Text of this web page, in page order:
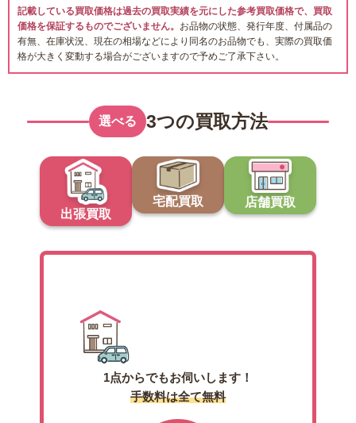
記載している買取価格は過去の買取実績を元にした参考買取価格で、買取
価格を保証するものでございません。 お品物の状態、発行年度、付属品の
有無、在庫状況、現在の相場などにより同名のお品物でも、実際の買取価
格が大きく変動する場合がございますので予めご了承下さい。
選べる 3つの買取方法
出張買取
宅配買取 店舗買取
1点からでもお伺いします！
手数料は全て無料